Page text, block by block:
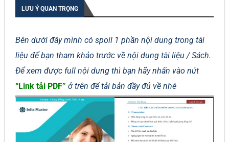
LƯU Ý QUAN TRỌNG
Bên dưới đây mình có spoil 1 phần nội dung trong tài
liệu để bạn tham khảo trước về nội dung tài liệu / Sách.
Để xem được full nội dung thì bạn hãy nhấn vào nút
“Link tải PDF” ở trên để tải bản đầy đủ về nhé